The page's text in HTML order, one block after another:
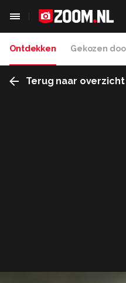
Ontdekken Gekozen
Terug naar overzicht